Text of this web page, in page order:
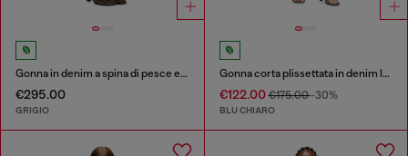
Gonna in denim a spina di pesce effetto distressed
€295.00
GRIGIO
Gonna corta plissettata in denim leggero stonewashed
€122.00€175.00-30%
BLU CHIARO